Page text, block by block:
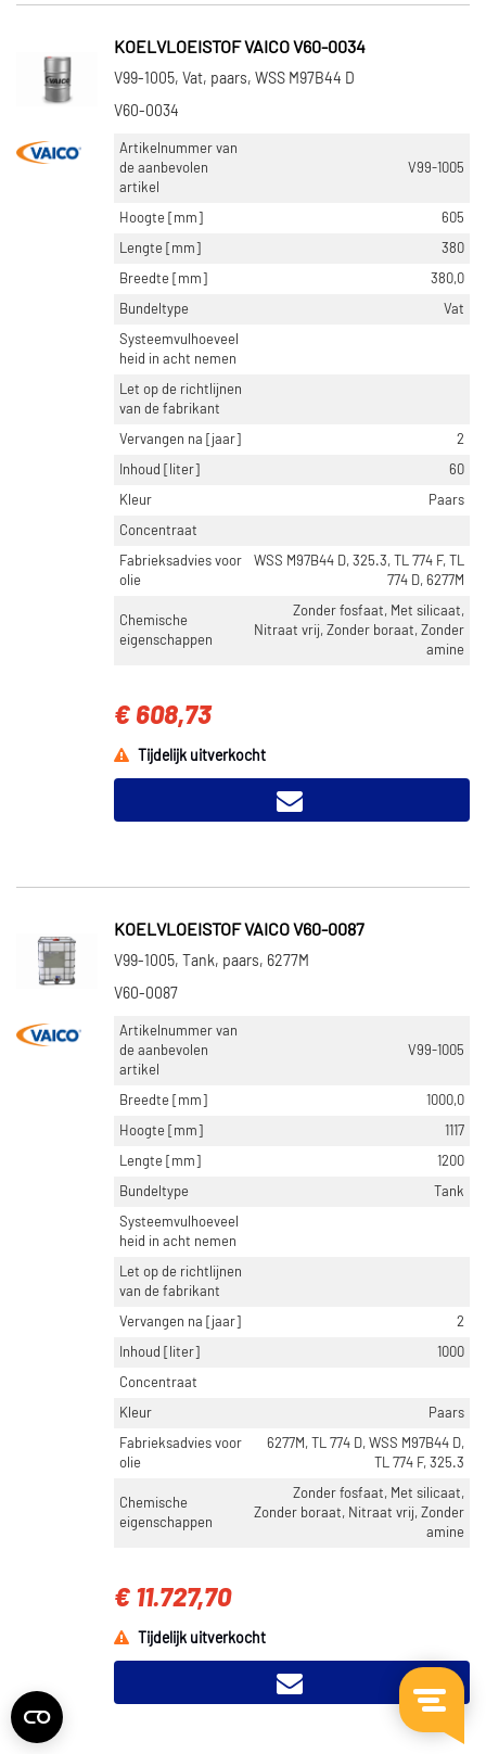
KOELVLOEISTOF VAICO V60-0034
V99-1005, Vat, paars, WSS M97B44 D
V60-0034
Artikelnummer van
de aanbevolen
artikel
V99-1005
Hoogte [mm]
605
Lengte [mm]
380
Breedte [mm]
380,0
Bundeltype
Vat
Systeemvulhoeveel
heid in acht nemen
Let op de richtlijnen
van de fabrikant
Vervangen na [jaar]
2
Inhoud [liter]
60
Kleur
Paars
Concentraat
Fabrieksadvies voor
olie
WSS M97B44 D, 325.3, TL 774 F, TL
774 D, 6277M
Chemische
eigenschappen
Zonder fosfaat, Met silicaat,
Nitraat vrij, Zonder boraat, Zonder
amine
€ 608,73
Tijdelijk uitverkocht
KOELVLOEISTOF VAICO V60-0087
V99-1005, Tank, paars, 6277M
V60-0087
Artikelnummer van
de aanbevolen
artikel
V99-1005
Breedte [mm]
1000,0
Hoogte [mm]
1117
Lengte [mm]
1200
Bundeltype
Tank
Systeemvulhoeveel
heid in acht nemen
Let op de richtlijnen
van de fabrikant
Vervangen na [jaar]
2
Inhoud [liter]
1000
Concentraat
Kleur
Paars
Fabrieksadvies voor
olie
6277M, TL 774 D, WSS M97B44 D,
TL 774 F, 325.3
Chemische
eigenschappen
Zonder fosfaat, Met silicaat,
Zonder boraat, Nitraat vrij, Zonder
amine
€ 11.727,70
Tijdelijk uitverkocht